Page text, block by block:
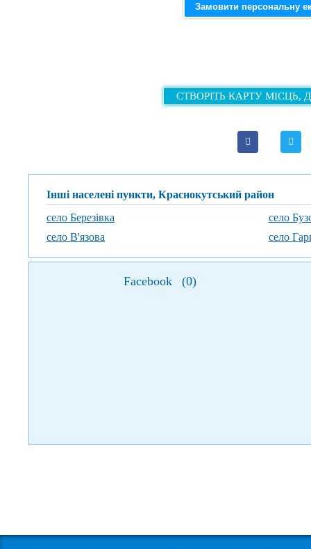
Замовити персональну
СТВОРІТЬ КАРТУ МІСЦЬ,
Інші населені пункти, Краснокутський район
село Березівка
село
село В'язова
село
Facebook (0)